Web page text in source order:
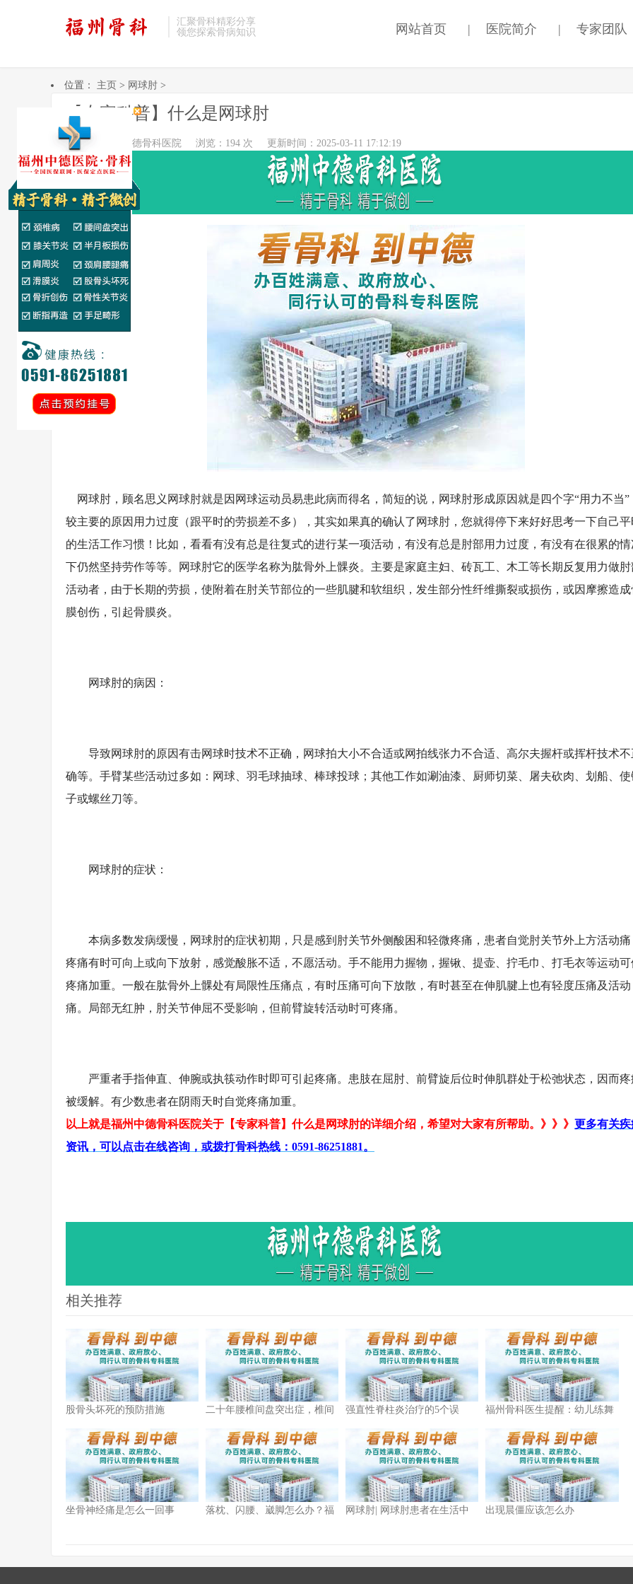
汇聚骨科精彩分享
领您探索骨病知识
网站首页 | 医院简介 | 专家团队
位置： 主页 > 网球肘 >
【专家科普】什么是网球肘
作者：福州中德骨科医院 浏览：194 次 更新时间：2025-03-11 17:12:19
网球肘，顾名思义网球肘就是因网球运动员易患此病而得名，简短的说，网球肘形成原因就是四个字“用力不当”
较主要的原因用力过度（跟平时的劳损差不多），其实如果真的确认了网球肘，您就得停下来好好思考一下自己平
的生活工作习惯！比如，看看有没有总是往复式的进行某一项活动，有没有总是肘部用力过度，有没有在很累的情
下仍然坚持劳作等等。网球肘它的医学名称为肱骨外上髁炎。主要是家庭主妇、砖瓦工、木工等长期反复用力做肘
活动者，由于长期的劳损，使附着在肘关节部位的一些肌腱和软组织，发生部分性纤维撕裂或损伤，或因摩擦造成
膜创伤，引起骨膜炎。
网球肘的病因：
导致网球肘的原因有击网球时技术不正确，网球拍大小不合适或网拍线张力不合适、高尔夫握杆或挥杆技术不
确等。手臂某些活动过多如：网球、羽毛球抽球、棒球投球；其他工作如涮油漆、厨师切菜、屠夫砍肉、划船、使
子或螺丝刀等。
网球肘的症状：
本病多数发病缓慢，网球肘的症状初期，只是感到肘关节外侧酸困和轻微疼痛，患者自觉肘关节外上方活动痛
疼痛有时可向上或向下放射，感觉酸胀不适，不愿活动。手不能用力握物，握锹、提壶、拧毛巾、打毛衣等运动可
疼痛加重。一般在肱骨外上髁处有局限性压痛点，有时压痛可向下放散，有时甚至在伸肌腱上也有轻度压痛及活动
痛。局部无红肿，肘关节伸屈不受影响，但前臂旋转活动时可疼痛。
严重者手指伸直、伸腕或执筷动作时即可引起疼痛。患肢在屈肘、前臂旋后位时伸肌群处于松弛状态，因而疼
被缓解。有少数患者在阴雨天时自觉疼痛加重。
以上就是福州中德骨科医院关于【专家科普】什么是网球肘的详细介绍，希望对大家有所帮助。》》》 更多有关疾
资讯，可以点击在线咨询，或拨打骨科热线：0591-86251881。
相关推荐
股骨头坏死的预防措施
二十年腰椎间盘突出症，椎间
强直性脊柱炎治疗的5个误
福州骨科医生提醒：幼儿练舞
致残！
坐骨神经痛是怎么一回事
落枕、闪腰、崴脚怎么办？福
网球肘| 网球肘患者在生活中
出现晨僵应该怎么办